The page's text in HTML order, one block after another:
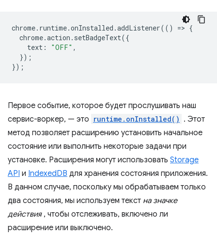
chrome. runtime.onInstalled .addListener(() => {
chrome.action . setBadgeText({
text : "OFF" ,
});
});
Первое событие, которое будет прослушивать наш
сервис-воркер, — это runtime.onInstalled() . Этот
метод позволяет расширению установить начальное
состояние или выполнить некоторые задачи при
установке. Расширения могут использовать Storage
API и IndexedDB для хранения состояния приложения.
В данном случае, поскольку мы обрабатываем только
два состояния, мы используем текст на значке
действия, чтобы отслеживать, включено ли
расширение или выключено.